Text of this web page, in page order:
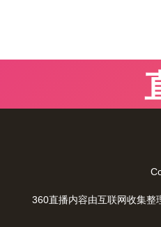
360直播内容由互联网收集整